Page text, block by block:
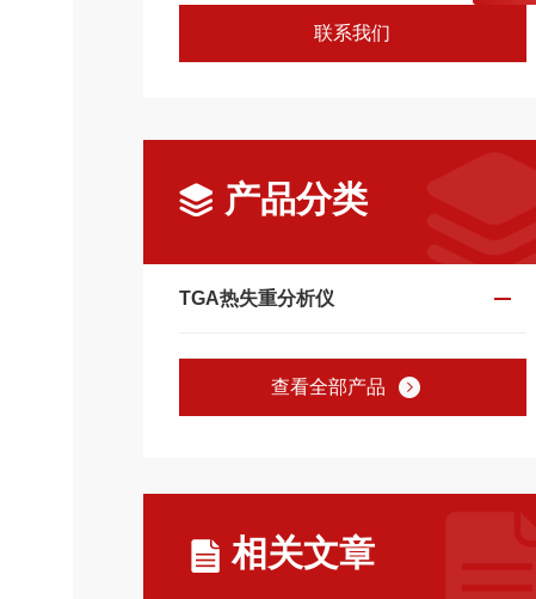
联系我们
产品分类
TGA热失重分析仪
查看全部产品
相关文章